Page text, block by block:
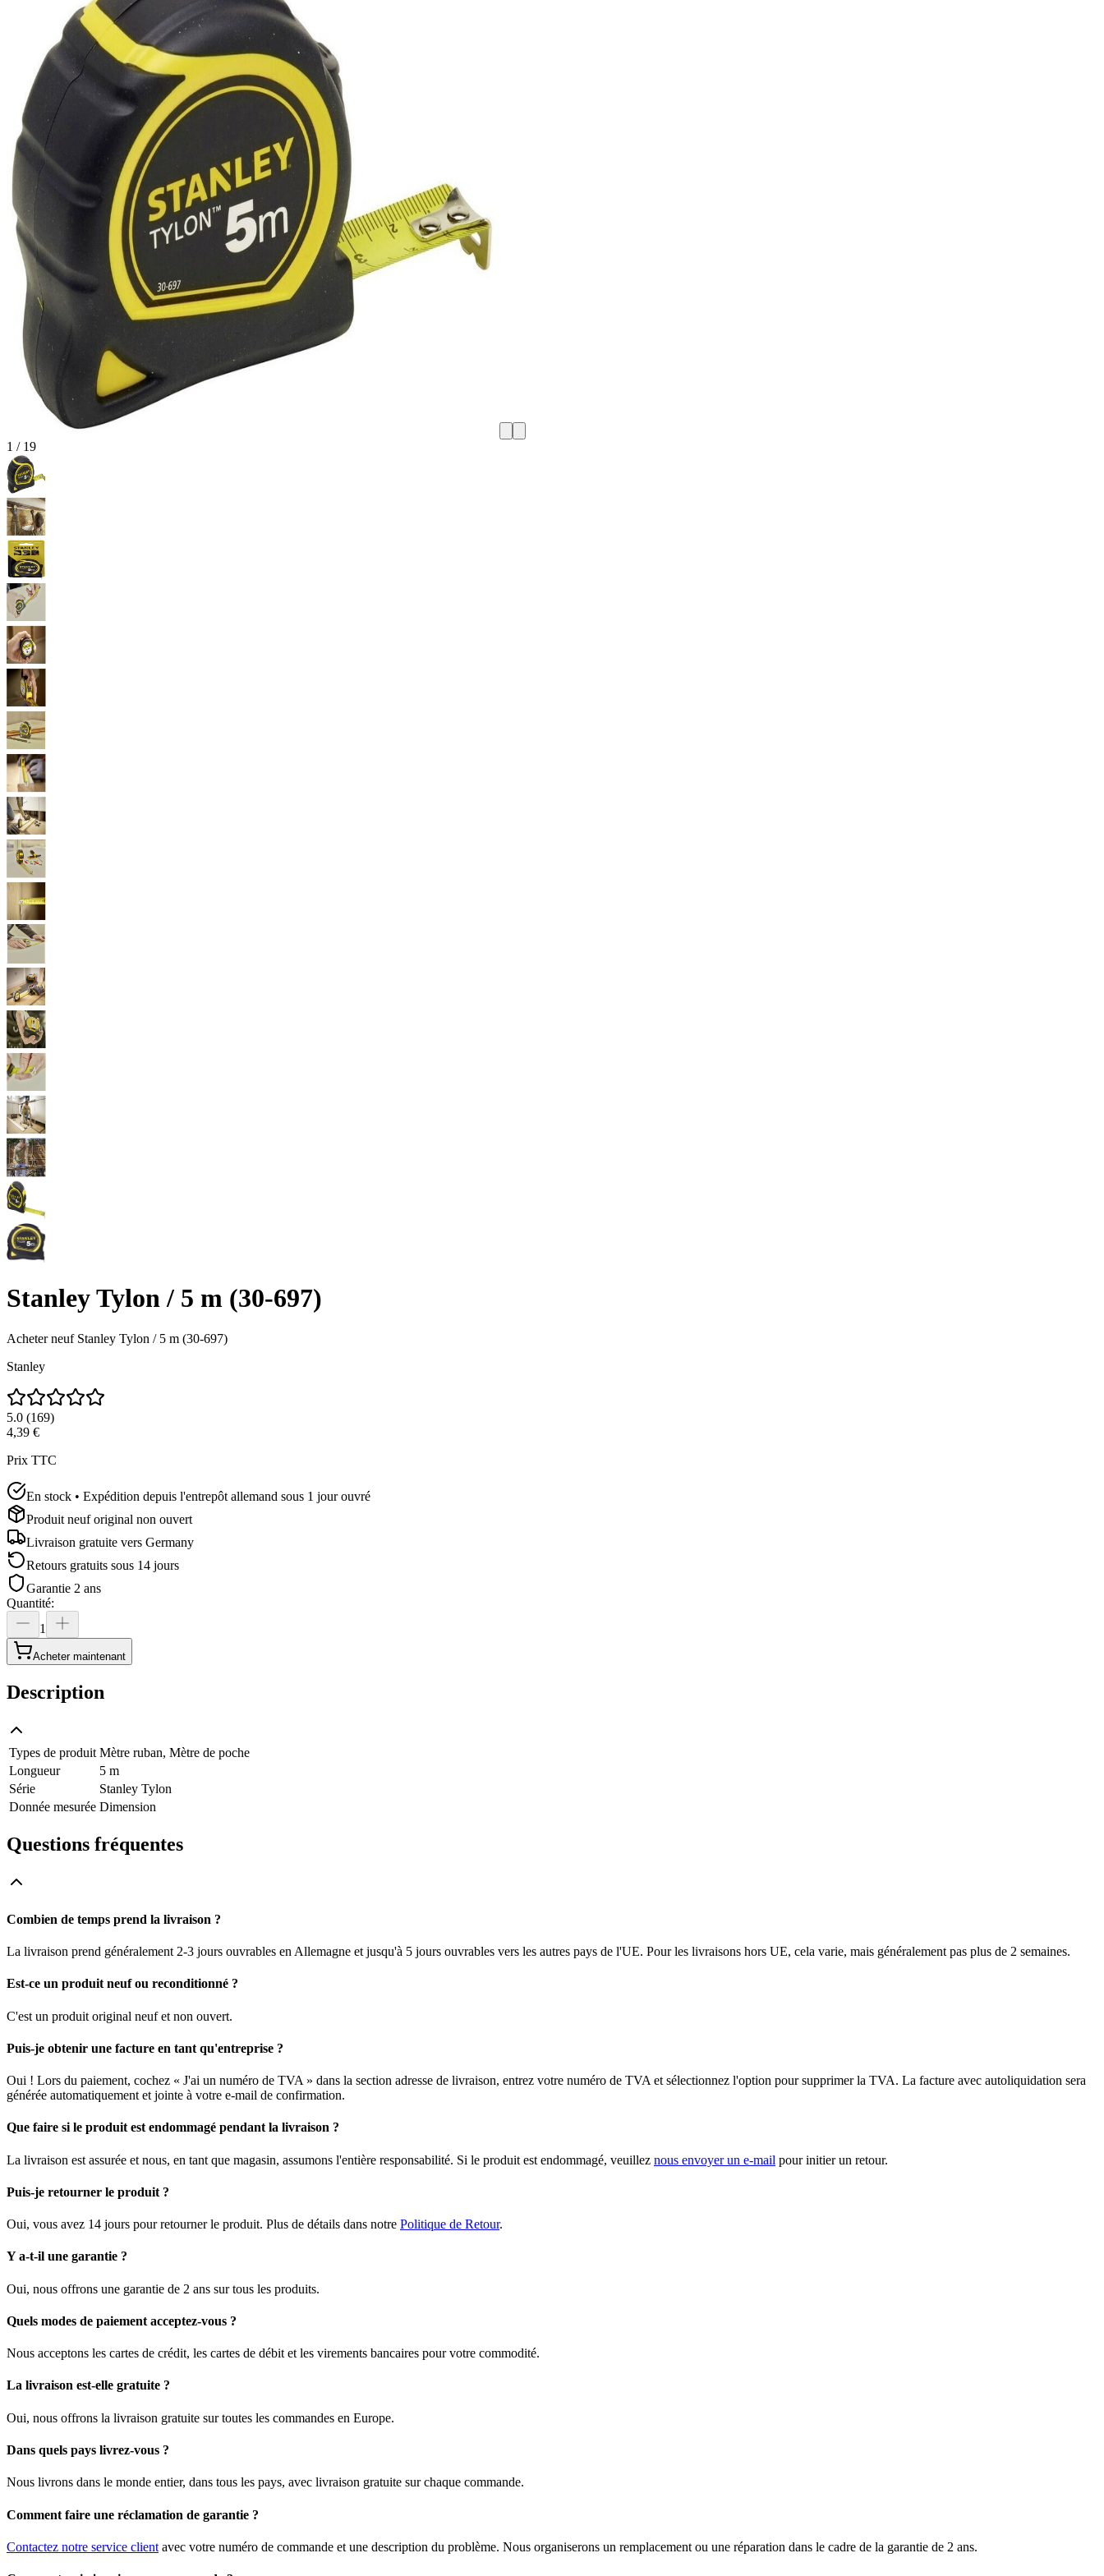
1 / 19
Stanley Tylon / 5 m (30-697)
Acheter neuf Stanley Tylon / 5 m (30-697)
Stanley
5.0 (169)
4,39 €
Prix TTC
En stock • Expédition depuis l'entrepôt allemand sous 1 jour ouvré
Produit neuf original non ouvert
Livraison gratuite vers Germany
Retours gratuits sous 14 jours
Garantie 2 ans
Quantité:
1
Acheter maintenant
Description
Types de produit Mètre ruban, Mètre de poche
Longueur
5 m
Série
Stanley Tylon
Donnée mesurée Dimension
Questions fréquentes
Combien de temps prend la livraison ?
La livraison prend généralement 2-3 jours ouvrables en Allemagne et jusqu'à 5 jours ouvrables vers les autres pays de l'UE. Pour les livraisons hors UE, cela varie, mais généralement pas plus de 2 semaines.
Est-ce un produit neuf ou reconditionné ?
C'est un produit original neuf et non ouvert.
Puis-je obtenir une facture en tant qu'entreprise ?
Oui ! Lors du paiement, cochez « J'ai un numéro de TVA » dans la section adresse de livraison, entrez votre numéro de TVA et sélectionnez l'option pour supprimer la TVA. La facture avec autoliquidation sera
générée automatiquement et jointe à votre e-mail de confirmation.
Que faire si le produit est endommagé pendant la livraison ?
La livraison est assurée et nous, en tant que magasin, assumons l'entière responsabilité. Si le produit est endommagé, veuillez nous envoyer un e-mail pour initier un retour.
Puis-je retourner le produit ?
Oui, vous avez 14 jours pour retourner le produit. Plus de détails dans notre Politique de Retour.
Y a-t-il une garantie ?
Oui, nous offrons une garantie de 2 ans sur tous les produits.
Quels modes de paiement acceptez-vous ?
Nous acceptons les cartes de crédit, les cartes de débit et les virements bancaires pour votre commodité.
La livraison est-elle gratuite ?
Oui, nous offrons la livraison gratuite sur toutes les commandes en Europe.
Dans quels pays livrez-vous ?
Nous livrons dans le monde entier, dans tous les pays, avec livraison gratuite sur chaque commande.
Comment faire une réclamation de garantie ?
Contactez notre service client avec votre numéro de commande et une description du problème. Nous organiserons un remplacement ou une réparation dans le cadre de la garantie de 2 ans.